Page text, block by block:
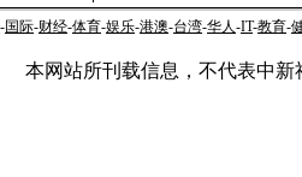
-国际-财经-体育-娱乐-港澳-台湾-华人-IT-教育-
本网站所刊载信息，不代表中